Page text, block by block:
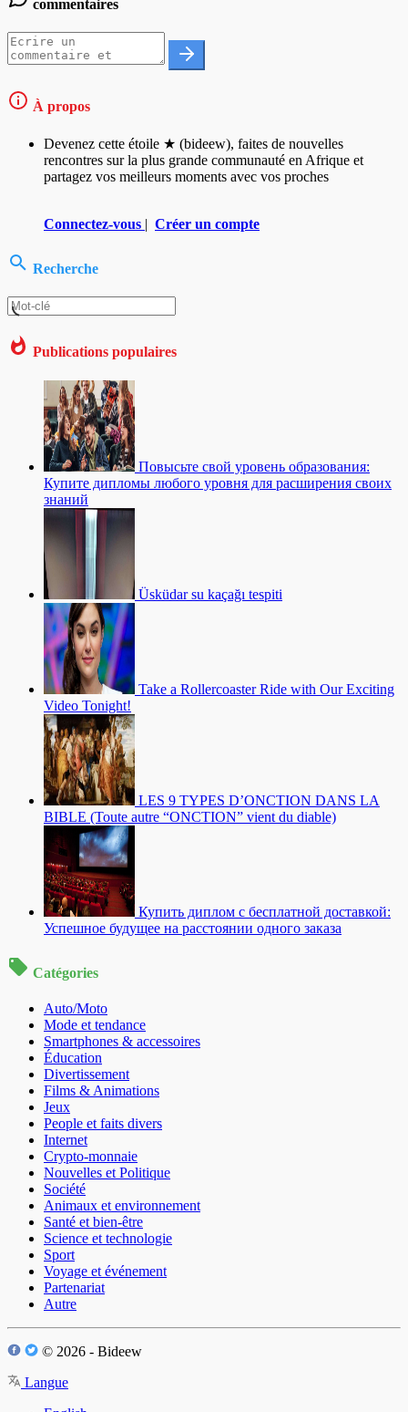
commentaires
À propos
Devenez cette étoile ★ (bideew), faites de nouvelles
rencontres sur la plus grande communauté en Afrique et
partagez vos meilleurs moments avec vos proches
Connectez-vous | Créer un compte
Recherche
Publications populaires
Повысьте свой уровень образования:
Купите дипломы любого уровня для расширения своих
знаний
Üsküdar su kaçağı tespiti
Take a Rollercoaster Ride with Our Exciting
Video Tonight!
LES 9 TYPES D’ONCTION DANS LA
BIBLE (Toute autre “ONCTION” vient du diable)
Купить диплом с бесплатной доставкой:
Успешное будущее на расстоянии одного заказа
Catégories
Auto/Moto
Mode et tendance
Smartphones & accessoires
Éducation
Divertissement
Films & Animations
Jeux
People et faits divers
Internet
Crypto-monnaie
Nouvelles et Politique
Société
Animaux et environnement
Santé et bien-être
Science et technologie
Sport
Voyage et événement
Partenariat
Autre
© 2026 - Bideew
Langue